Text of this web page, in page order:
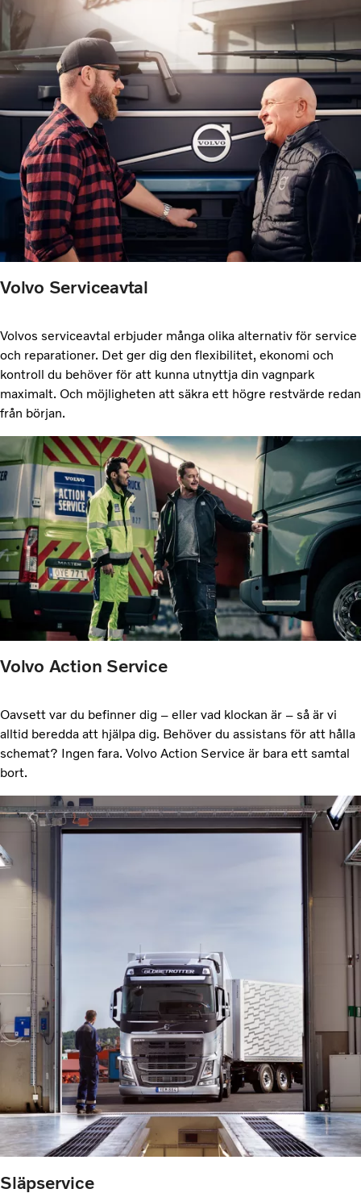
Volvo Serviceavtal
Volvos serviceavtal erbjuder många olika alternativ för service
och reparationer. Det ger dig den flexibilitet, ekonomi och
kontroll du behöver för att kunna utnyttja din vagnpark
maximalt. Och möjligheten att säkra ett högre restvärde redan
från början.
Volvo Action Service
Oavsett var du befinner dig – eller vad klockan är – så är vi
alltid beredda att hjälpa dig. Behöver du assistans för att hålla
schemat? Ingen fara. Volvo Action Service är bara ett samtal
bort.
Släpservice